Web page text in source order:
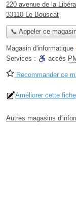
220 avenue de la
33110 Le Bouscat
📞 Appeler ce
Magasin d'informatique
Services :
accès
Recommander ce
Améliorer cette fiche
Autres magasins